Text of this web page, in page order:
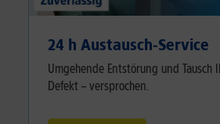
24 h Austausch-Service
Umgehende Entstörung und Tausch
Defekt – versprochen.